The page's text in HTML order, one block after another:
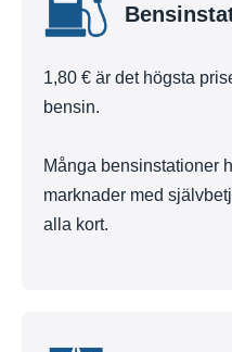
1,80 € är det högsta
bensin.
Många bensinstationer
marknader med
alla kort.